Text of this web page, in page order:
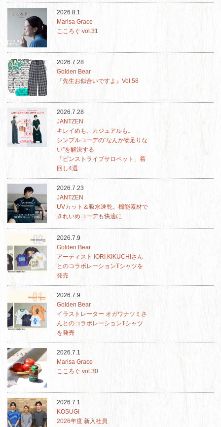
2026.8.1
Marisa Grace
こころぐ vol.31
2026.7.28
Golden Bear
『先生お似合いですよ』Vol.58
2026.7.28
JANTZEN
キレイめも、カジュアルも。
シンプルコーデの”なんか物足りな
い”を解決する
「ピンストライプサロペット」着
回し4選
2026.7.23
JANTZEN
UVカット＆吸水速乾。機能素材で
きれいめコーデも快適に
2026.7.9
Golden Bear
アーティスト IORI KIKUCHIさん
とのコラボレーションTシャツを
発売
2026.7.9
Golden Bear
イラストレーター オガワナツミさ
んとのコラボレーションTシャツ
を発売
2026.7.1
Marisa Grace
こころぐ vol.30
2026.7.1
KOSUGI
2026年度 新入社員